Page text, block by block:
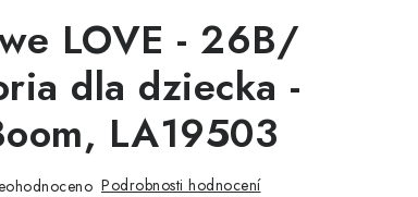
LOVE - 26B/
dla dziecka -
LA19503
Podrobnosti hodnocení